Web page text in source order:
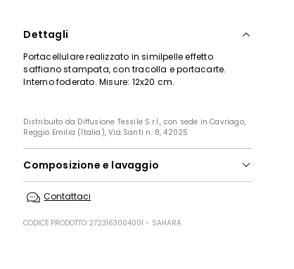
Dettagli
Portacellulare realizzato in similpelle effetto
saffiano stampata, con tracolla e portacarte.
Interno foderato. Misure: 12x20 cm.
Distribuito da Diffusione Tessile S.r.l., con sede in Cavriago,
Reggio Emilia (Italia), Via Santi n. 8, 42025
Composizione e lavaggio
poliuretano; fodera poliestere.
Contattaci
CODICE PRODOTTO 2723163004001 - SAHARA